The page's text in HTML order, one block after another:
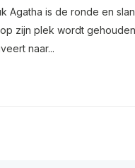
Agatha is de ronde en
zijn plek wordt
naar...